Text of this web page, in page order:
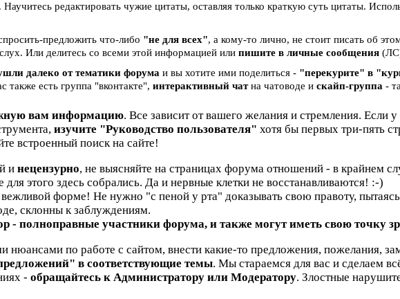
редактировать чужие цитаты, оставляя только краткую суть цитаты.
предложить что-либо "не для всех", а кому-то лично, не стоит писать об
Или делитесь со всеми этой информацией или пишите в личные сообщения
далеко от тематики форума и вы хотите ими поделиться - "перекурите" в
также есть группа "вконтакте", интерактивный чатна чатоводе и скайп-группа -
вам информацию. Все зависит от вашего желания и стремления. Если
изучите "Руководство пользователя" хотя бы первых три-пять
встроенный поиск на сайте!
и нецензурно, не выясняйте на страницах форума отношений - в крайнем
для этого здесь собрались. Да и нервные клетки не восстанавливаются! :-)
форме! Не нужно "с пеной у рта" доказывать свою правоту,
склонны к заблуждениям.
- полноправные участники форума, и также могут иметь свою точку
нюансами по работе с сайтом, внести какие-то предложения, пожелания,
в соответствующие темы. Мы стараемся для вас и сделаем
- обращайтесь к Администратору или Модератору. Злостные